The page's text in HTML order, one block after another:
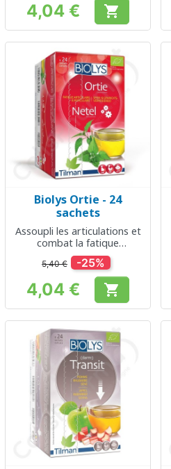
Prix
4,04 € 
Biolys Ortie - 24
sachets
Assoupli les articulations et
combat la fatique
musculaire
5,40 € -25%
Prix
4,04 € 